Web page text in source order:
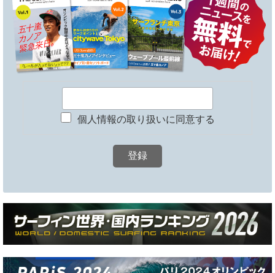
個人情報の取り扱いに同意する